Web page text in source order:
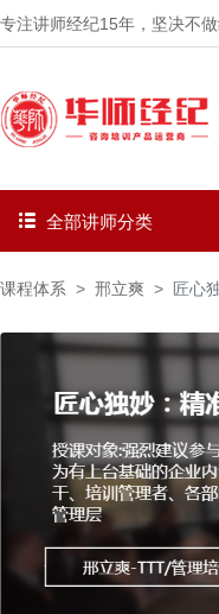
专注讲师经纪15年 ，坚决不
全部讲师分类
课程体系 邢立爽 匠心